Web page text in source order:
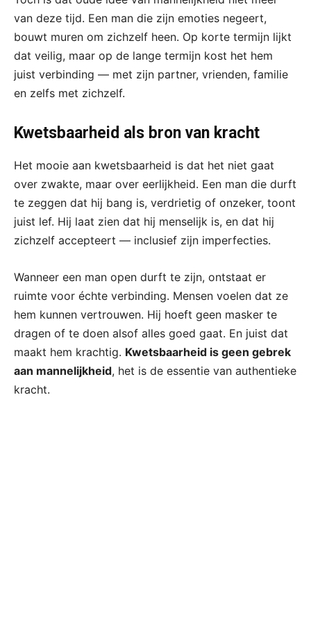
van deze tijd. Een man die zijn emoties negeert,
bouwt muren om zichzelf heen. Op korte termijn lijkt
dat veilig, maar op de lange termijn kost het hem
juist verbinding — met zijn partner, vrienden, familie
en zelfs met zichzelf.
Kwetsbaarheid als bron van kracht
Het mooie aan kwetsbaarheid is dat het niet gaat
over zwakte, maar over eerlijkheid. Een man die durft
te zeggen dat hij bang is, verdrietig of onzeker, toont
juist lef. Hij laat zien dat hij menselijk is, en dat hij
zichzelf accepteert — inclusief zijn imperfecties.
Wanneer een man open durft te zijn, ontstaat er
ruimte voor échte verbinding. Mensen voelen dat ze
hem kunnen vertrouwen. Hij hoeft geen masker te
dragen of te doen alsof alles goed gaat. En juist dat
maakt hem krachtig. Kwetsbaarheid is geen gebrek
aan mannelijkheid, het is de essentie van authentieke
kracht.